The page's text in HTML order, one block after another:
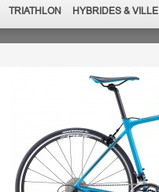
TRIATHLON HYBRIDES & VILLE